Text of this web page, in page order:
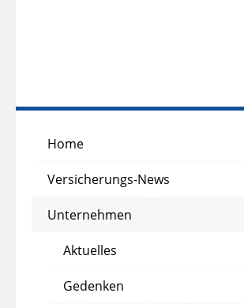
Home
Versicherungs-News
Unternehmen
Aktuelles
Gedenken